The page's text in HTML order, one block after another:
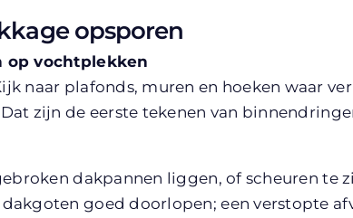
opsporen
op vochtplekken
naar plafonds, muren en hoeken waar
zijn de eerste tekenen van
dakpannen liggen, of scheuren te
goed doorlopen; een verstopte